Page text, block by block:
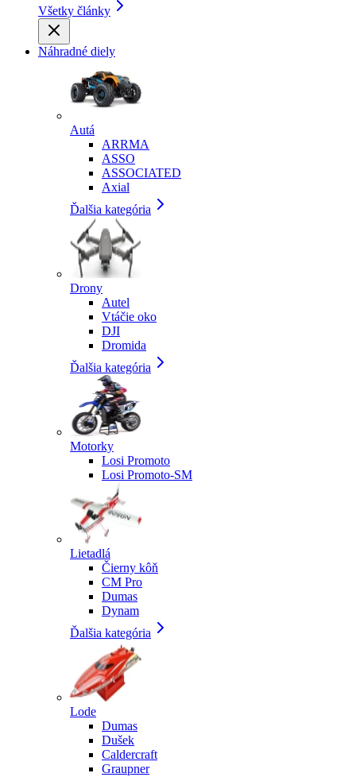
Všetky články
Náhradné diely
Autá
ARRMA
ASSO
ASSOCIATED
Axial
Ďalšia kategória
Drony
Autel
Vtáčie oko
DJI
Dromida
Ďalšia kategória
Motorky
Losi Promoto
Losi Promoto-SM
Lietadlá
Čierny kôň
CM Pro
Dumas
Dynam
Ďalšia kategória
Lode
Dumas
Dušek
Caldercraft
Graupner